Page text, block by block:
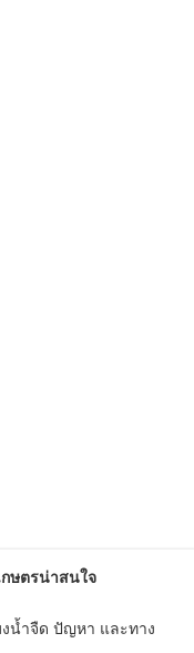
กษตรน่าสนใจ